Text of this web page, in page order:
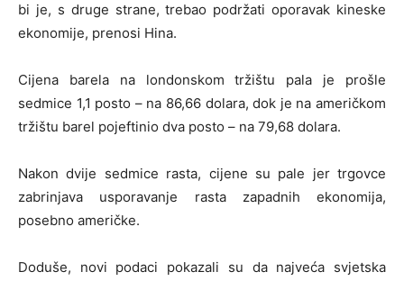
bi je, s druge strane, trebao podržati oporavak kineske
ekonomije, prenosi Hina.
Cijena barela na londonskom tržištu pala je prošle
sedmice 1,1 posto – na 86,66 dolara, dok je na američkom
tržištu barel pojeftinio dva posto – na 79,68 dolara.
Nakon dvije sedmice rasta, cijene su pale jer trgovce
zabrinjava usporavanje rasta zapadnih ekonomija,
posebno američke.
Doduše, novi podaci pokazali su da najveća svjetska